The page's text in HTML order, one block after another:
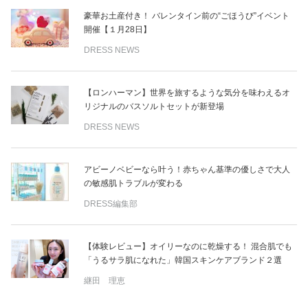
豪華お土産付き！ バレンタイン前の“ごほうび”イベント
開催【１月28日】
DRESS NEWS
【ロンハーマン】世界を旅するような気分を味わえるオ
リジナルのバスソルトセットが新登場
DRESS NEWS
アビーノベビーなら叶う！赤ちゃん基準の優しさで大人
の敏感肌トラブルが変わる
DRESS編集部
【体験レビュー】オイリーなのに乾燥する！ 混合肌でも
「うるサラ肌になれた」韓国スキンケアブランド２選
継田 理恵